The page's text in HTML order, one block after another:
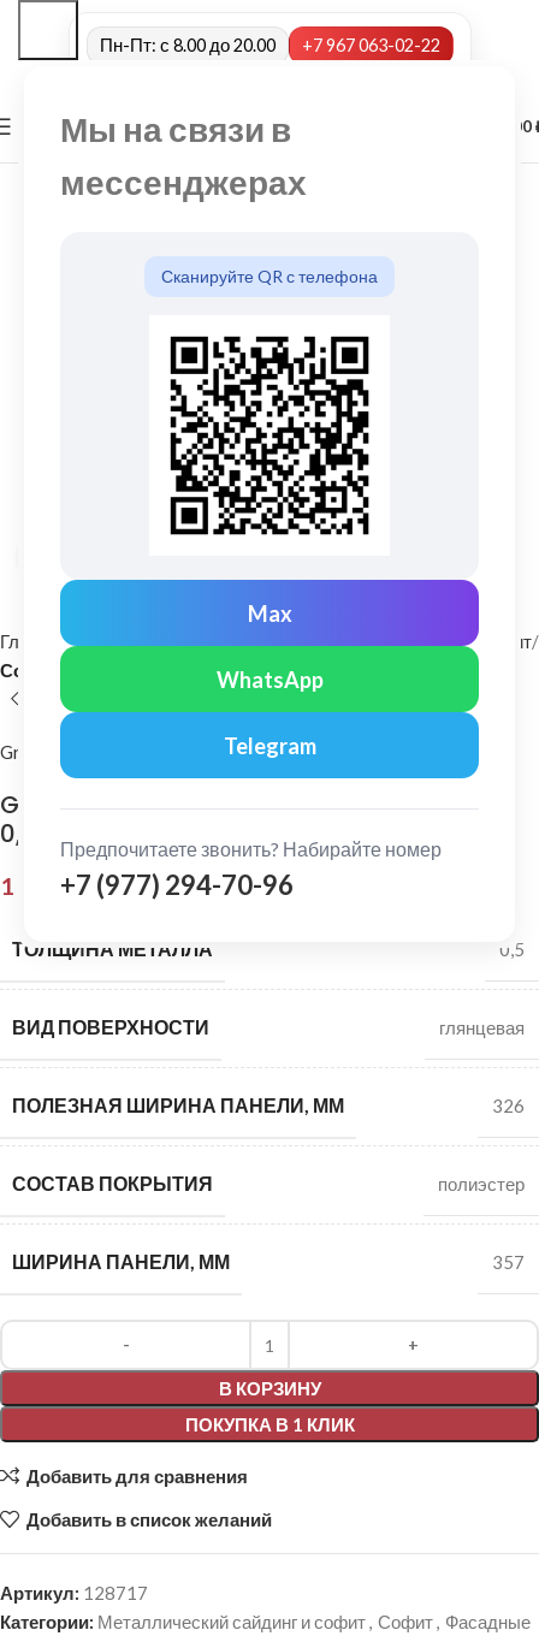
Мы на связи в
мессенджерах
Сканируйте QR с телефона
Max
WhatsApp
Telegram
Предпочитаете звонить? Набирайте номер
+7 (977) 294-70-96
Пн-Пт: с 8.00 до 20.00 +7 967 063-02-22
МЕНЮ 0,00
Главная Фасадные материалы Металлический сайдинг и софит
Софит
Grand Line
Grand Line: Софит полная перфорация Satin
0,5 мм Ral 6005
1 135,00 ₽
ТОЛЩИНА МЕТАЛЛА 0,5
ВИД ПОВЕРХНОСТИ глянцевая
ПОЛЕЗНАЯ ШИРИНА ПАНЕЛИ, ММ 326
СОСТАВ ПОКРЫТИЯ полиэстер
ШИРИНА ПАНЕЛИ, ММ 357
В КОРЗИНУ
ПОКУПКА В 1 КЛИК
Alternative:
Добавить для сравнения
Добавить в список желаний
Артикул: 128717
Категории: Металлический сайдинг и софит, Софит, Фасадные